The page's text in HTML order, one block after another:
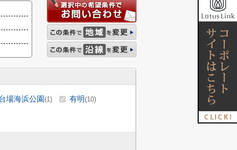
場海浜公園(1) 有明(10)